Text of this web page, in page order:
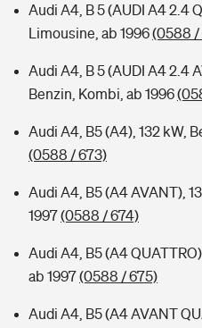
Audi A4, B 5 (AUDI A4 2.4
Limousine, ab 1996(0588 /
Audi A4, B 5 (AUDI A4 2.4
Benzin, Kombi, ab 1996
Audi A4, B5 (A4), 132 kW,
(0588 / 673)
Audi A4, B5 (A4 AVANT),
1997(0588 / 674)
Audi A4, B5 (A4
ab 1997(0588 / 675)
Audi A4, B5 (A4 AVANT